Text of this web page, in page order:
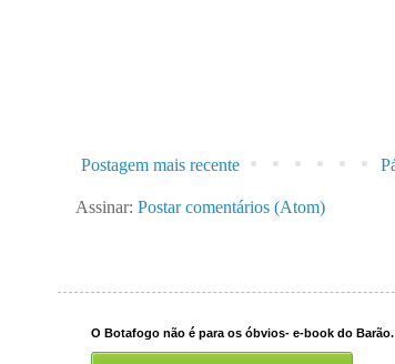
Postagem mais recente
Assinar: Postar comentários (Atom)
O Botafogo não é para os óbvios- e-book do